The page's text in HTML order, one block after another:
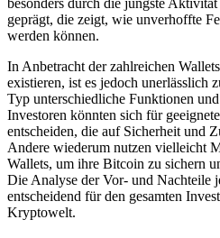
besonders durch die jüngste
geprägt, die zeigt, wie unverhoffte
werden können.
In Anbetracht der zahlreichen
existieren, ist es jedoch unerlässlich
Typ unterschiedliche Funktionen
Investoren könnten sich für
entscheiden, die auf Sicherheit und
Andere wiederum nutzen vielleicht
Wallets, um ihre Bitcoin zu sichern
Die Analyse der Vor- und Nachteile
entscheidend für den gesamten
Kryptowelt.